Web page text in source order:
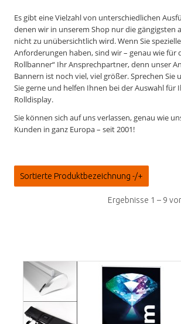
Es gibt eine Vielzahl von unterschiedlichen
denen wir in unserem Shop nur die gängigsten
nicht zu unübersichtlich wird. Wenn Sie
Anforderungen haben, sind wir – genau wie für
Rollbanner“ Ihr Ansprechpartner, denn unser
Bannern ist noch viel, viel größer. Sprechen Sie
Sie gerne und helfen Ihnen bei der Auswahl für
Rolldisplay.
Sie können sich auf uns verlassen, genau wie
Kunden in ganz Europa – seit 2001!
Sortierte Produktbezeichnung -/+
Ergebnisse 1 – 9